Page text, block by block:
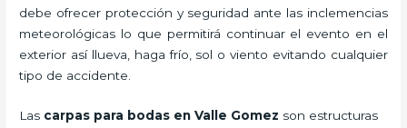
debe ofrecer protección y seguridad ante las inclemencias
meteorológicas lo que permitirá continuar el evento en el
exterior así llueva, haga frío, sol o viento evitando cualquier
tipo de accidente.
Las carpas para bodas en Valle Gomez son estructuras